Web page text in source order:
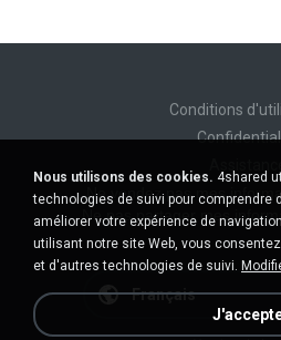
Conditions
Ne vendez pas mes
Ne pas partager mes
Français
Nous utilisons des cookies. 4shared
technologies de suivi pour comprendre
améliorer votre expérience de
utilisant notre site Web, vous
et d'autres technologies de suivi.